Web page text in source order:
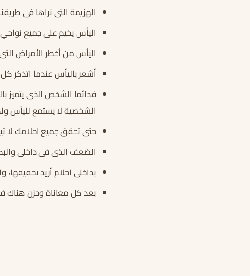
الهزيمة التى نراها فى
اليأس يخيم على جميع نواحي
اليأس من أخطر الأمراض
أشعر باليأس عندما اتذكر
فدائما الشخص الذى
الشخصية لا يستمع لليأس
حتى تحقق جميع احلامك لا
الضعف الذى فى داخلى
بداخلى احلام أريد
بعد كل معاناة وحزن هناك